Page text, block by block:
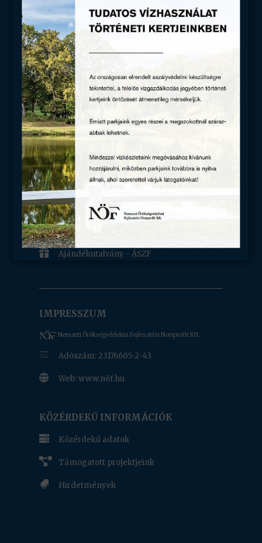
csoportbejelentes.keszthely@nof.hu
RÓLUNK
 Munkatársaink
 Szakmai híreink
 Partnereink
 Sajtómegjelenések
 Karrier
HASZNOS
 Kapcsolat
 Adatvédelem
 Általános szerződési feltételek
 Ajándékutalvány - ÁSZF
IMPRESSZUM
Nemzeti Örökségvédelmi Fejlesztési Nonprofit Kft.
e Adószám: 23176605-2-43
 Web: www.nöf.hu
KÖZÉRDEKŰ INFORMÁCIÓK
 Közérdekű adatok
 Támogatott projektjeink
 Hirdetmények